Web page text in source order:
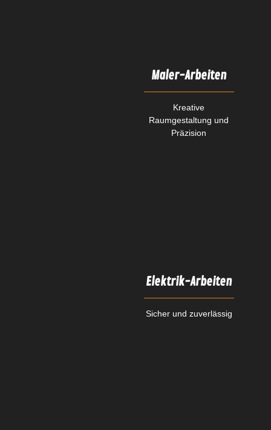
Maler-Arbeiten
Kreative
Raumgestaltung und
Präzision
Elektrik-Arbeiten
Sicher und zuverlässig